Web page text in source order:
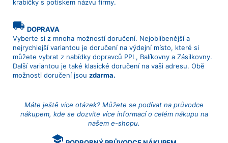
krabičky s potiskem názvu firmy.
local_shipping DOPRAVA
Vyberte si z mnoha možností doručení. Nejoblíbenější a
nejrychlejší variantou je doručení na výdejní místo, které si
můžete vybrat z nabídky dopravců PPL, Balíkovny a Zásilkovny.
Další variantou je také klasické doručení na vaši adresu. Obě
možnosti doručení jsou zdarma.
Máte ještě více otázek? Můžete se podívat na průvodce
nákupem, kde se dozvíte více informací o celém nákupu na
našem e-shopu.
school